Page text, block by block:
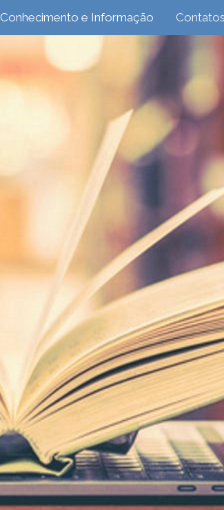
Conhecimento e Informação Contatos